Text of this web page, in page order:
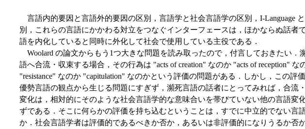
言語内的要因と言語外的要因の区別，言語学と社会言語学の区別，I-Language と
別，これらの言語にかかわる対立をつなぐインターフェースは，ほかならぬ話者
語を内化していると同時に外化して社会で使用している主役である．
Woolard の論文からもう1つ大きな問題を読み取ったので，付言しておきたい．
語へ合流・収束する場合，その行為は "acts of creation" なのか "acts of reception" な
"resistance" なのか "capitulation" なのかという評価の問題がある．しかし，この評
優勢言語の観点から生じる問題にすぎず，瀕死言語の話者にとってみれば，合流
変化は，相対的にそのような社会言語学的な意味合いを帯びていない他の言語変
ずである．そこに何らかの評価を持ち込むということは，すでに中立的でない言
か．社会言語学者は評価的であるべきか否か，あるいは非評価的になりうるか否